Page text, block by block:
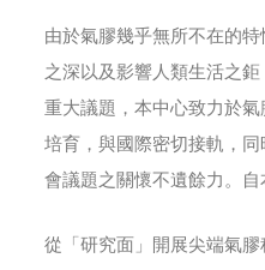
由於氣膠幾乎無所不在的
之深以及影響人類生活之
重大議題，本中心致力於
培育，與國際密切接軌，
會議題之關懷不遺餘力。
從「研究面」開展尖端氣